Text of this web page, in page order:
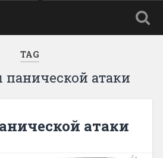
TAG
атаки
атаки